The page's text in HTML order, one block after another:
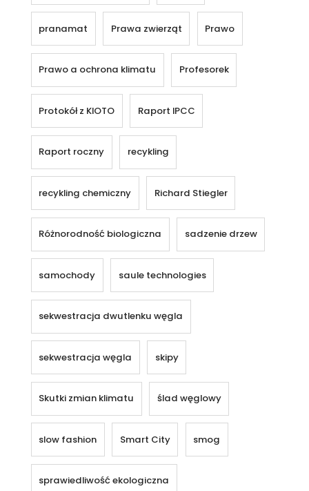
pranamat Prawa zwierząt Prawo
Prawo a ochrona klimatu Profesorek
Protokół z KIOTO Raport IPCC
Raport roczny recykling
recykling chemiczny Richard Stiegler
Różnorodność biologiczna sadzenie drzew
samochody saule technologies
sekwestracja dwutlenku węgla
sekwestracja węgla skipy
Skutki zmian klimatu ślad węglowy
slow fashion Smart City smog
sprawiedliwość ekologiczna